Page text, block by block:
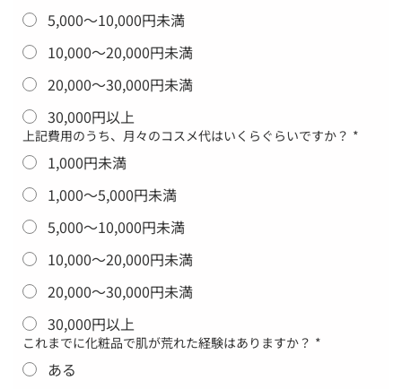
5,000〜10,000円未満
10,000〜20,000円未満
20,000〜30,000円未満
30,000円以上
上記費用のうち、月々のコスメ代はいくらぐらいですか？ *
1,000円未満
1,000〜5,000円未満
5,000〜10,000円未満
10,000〜20,000円未満
20,000〜30,000円未満
30,000円以上
これまでに化粧品で肌が荒れた経験はありますか？ *
ある